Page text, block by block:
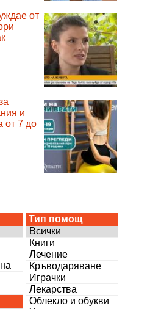
от
и
от 7 до
Тип помощ
Всички
Книги
Лечение
Кръводаряване
Играчки
Лекарства
Облекло и обукви